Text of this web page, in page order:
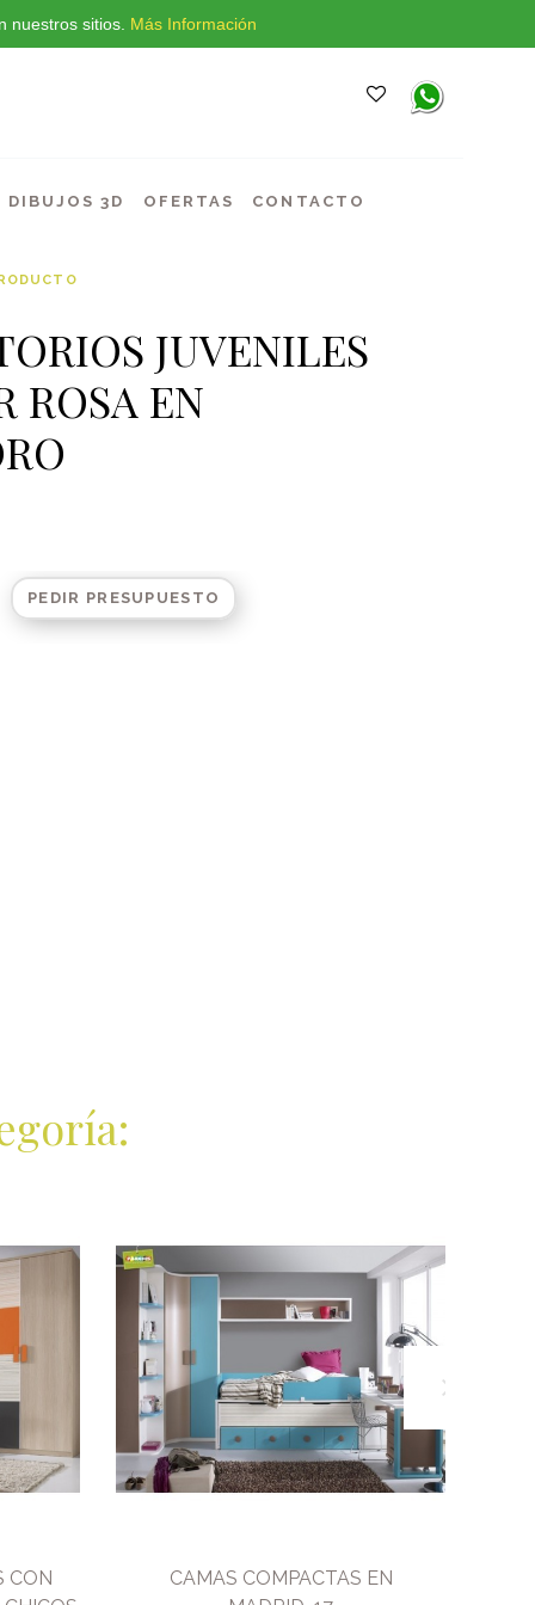
nuestros sitios. Más Información
DIBUJOS 3D OFERTAS CONTACTO
JUVENILES
ROSA EN
PEDIR PRESUPUESTO
CON
CAMAS COMPACTAS EN